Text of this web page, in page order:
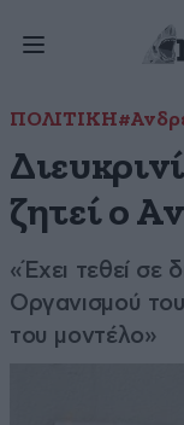
ΠΟΛΙΤΙΚΗ
ζητεί ο
«Έχει τεθεί σε
Οργανισμού
του μοντέλο»